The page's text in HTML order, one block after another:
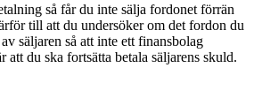
så får du inte sälja fordonet förrän
till att du undersöker om det fordon du
säljaren så att inte ett finansbolag
du ska fortsätta betala säljarens skuld.